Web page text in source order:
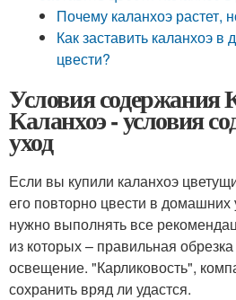
Почему каланхоэ растет,
Как заставить каланхоэ
цвести?
Условия содержания
Каланхоэ - условия
уход
Если вы купили каланхоэ
его повторно цвести в домашних
нужно выполнять все
из которых – правильная
освещение. "Карликовость",
сохранить вряд ли удастся.